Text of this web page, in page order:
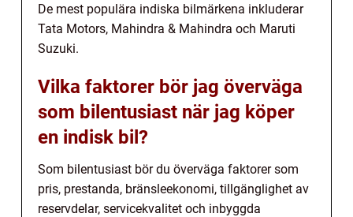
De mest populära indiska bilmärkena inkluderar
Tata Motors, Mahindra & Mahindra och Maruti
Suzuki.
Vilka faktorer bör jag överväga
som bilentusiast när jag köper
en indisk bil?
Som bilentusiast bör du överväga faktorer som
pris, prestanda, bränsleekonomi, tillgänglighet av
reservdelar, servicekvalitet och inbyggda